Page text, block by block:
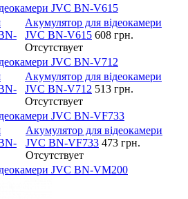
JVC BN-V615
Акумулятор для відеокамери
JVC BN-V615 608 грн.
Отсутствует
JVC BN-V712
Акумулятор для відеокамери
JVC BN-V712 513 грн.
Отсутствует
JVC BN-VF733
Акумулятор для відеокамери
JVC BN-VF733 473 грн.
Отсутствует
JVC BN-VM200